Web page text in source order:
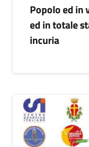
Popolo ed in
ed in totale
incuria